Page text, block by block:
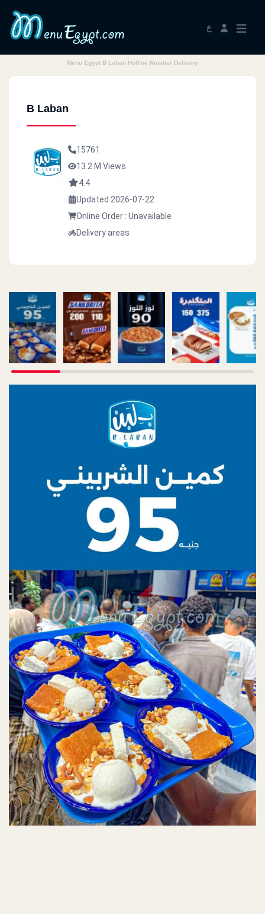
ع
Menu Egypt B Laban Hotline Number Delivery
B Laban
15761
13.2 M Views
4.4
Updated 2026-07-22
Online Order : Unavailable
Delivery areas